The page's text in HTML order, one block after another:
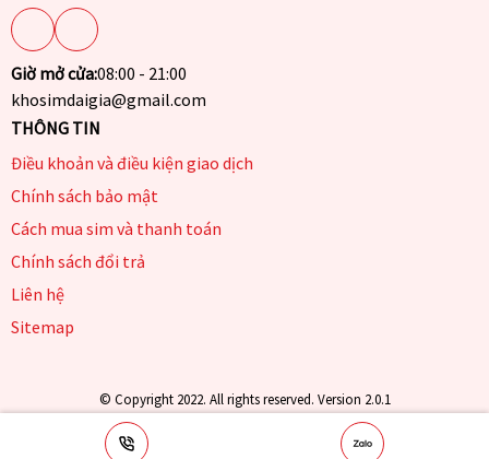
Giờ mở cửa:08:00 - 21:00
khosimdaigia@gmail.com
THÔNG TIN
Điều khoản và điều kiện giao dịch
Chính sách bảo mật
Cách mua sim và thanh toán
Chính sách đổi trả
Liên hệ
Sitemap
© Copyright 2022. All rights reserved. Version 2.0.1